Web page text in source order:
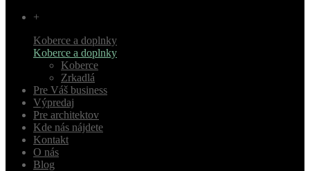
+
Koberce a doplnky
Koberce a doplnky
Koberce
Zrkadlá
Pre Váš business
Výpredaj
Pre architektov
Kde nás nájdete
Kontakt
O nás
Blog